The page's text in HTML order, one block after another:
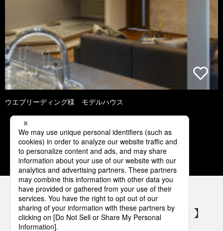
ウエブリーディング様 モデルハウス
1 2 3 4 5
パナソニックの電気設備 SNSアカウント